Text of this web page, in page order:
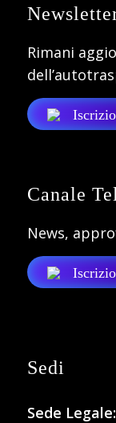
Rimani
Canale
News,
Sedi
Sede Legale: